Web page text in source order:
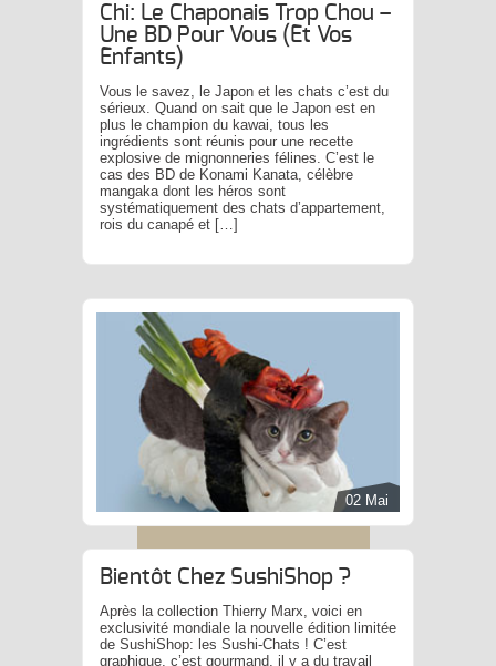
Chi: Le Chaponais Trop Chou –
Une BD Pour Vous (et Vos
Enfants)
Vous le savez, le Japon et les chats c’est du
sérieux. Quand on sait que le Japon est en
plus le champion du kawai, tous les
ingrédients sont réunis pour une recette
explosive de mignonneries félines. C’est le
cas des BD de Konami Kanata, célèbre
mangaka dont les héros sont
systématiquement des chats d’appartement,
rois du canapé et […]
02 Mai
Bientôt Chez SushiShop ?
Après la collection Thierry Marx, voici en
exclusivité mondiale la nouvelle édition limitée
de SushiShop: les Sushi-Chats ! C’est
graphique, c’est gourmand, il y a du travail